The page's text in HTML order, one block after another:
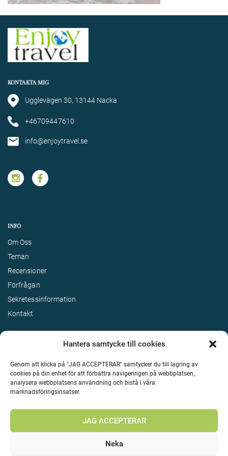
Hantera samtycke till cookies
Genom att klicka på "JAG ACCEPTERAR" samtycker du till lagring av
cookies på din enhet för att förbättra navigeringen på webbplatsen,
analysera webbplatsens användning och bistå i våra
marknadsföringsinsatser.
JAG ACCEPTERAR
Neka
KONTAKTA MIG
Ugglevägen 30, 13144 Nacka
+46709447610
info@enjoytravel.se
INFO
Om Oss
Teman
Recensioner
Förfrågan
Sekretessinformation
Kontakt
Upphovsrätt 2026 Enjoy Travel Alla rättigheter reserverade